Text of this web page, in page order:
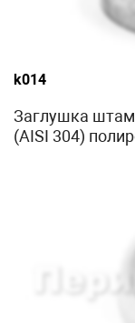
k014
Заглушка
(AISI 304)